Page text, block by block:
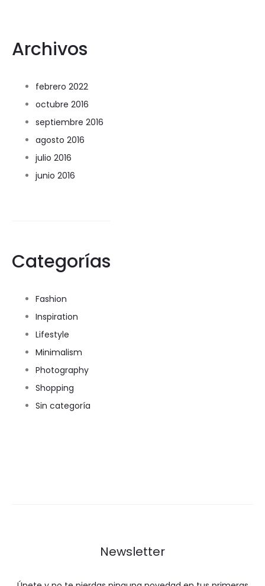
Archivos
febrero 2022
octubre 2016
septiembre 2016
agosto 2016
julio 2016
junio 2016
Categorías
Fashion
Inspiration
Lifestyle
Minimalism
Photography
Shopping
Sin categoría
Newsletter